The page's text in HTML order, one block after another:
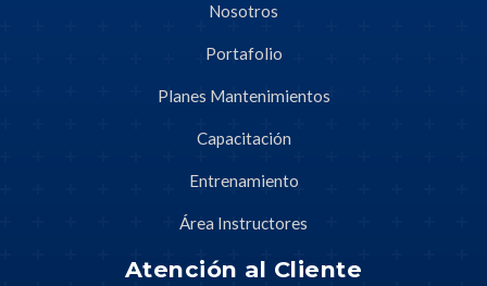
Nosotros
Portafolio
Planes Mantenimientos
Capacitación
Entrenamiento
Área Instructores
Atención al Cliente